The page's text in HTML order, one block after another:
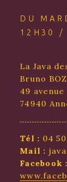
DU
12H30 /
La Java
Bruno
49
74940
Tél : 04
Mail :
Facebook :